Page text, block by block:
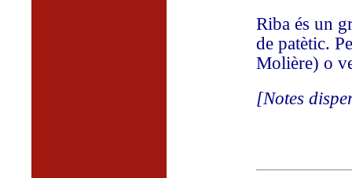
Riba és un
de patètic.
Molière) o
[Notes